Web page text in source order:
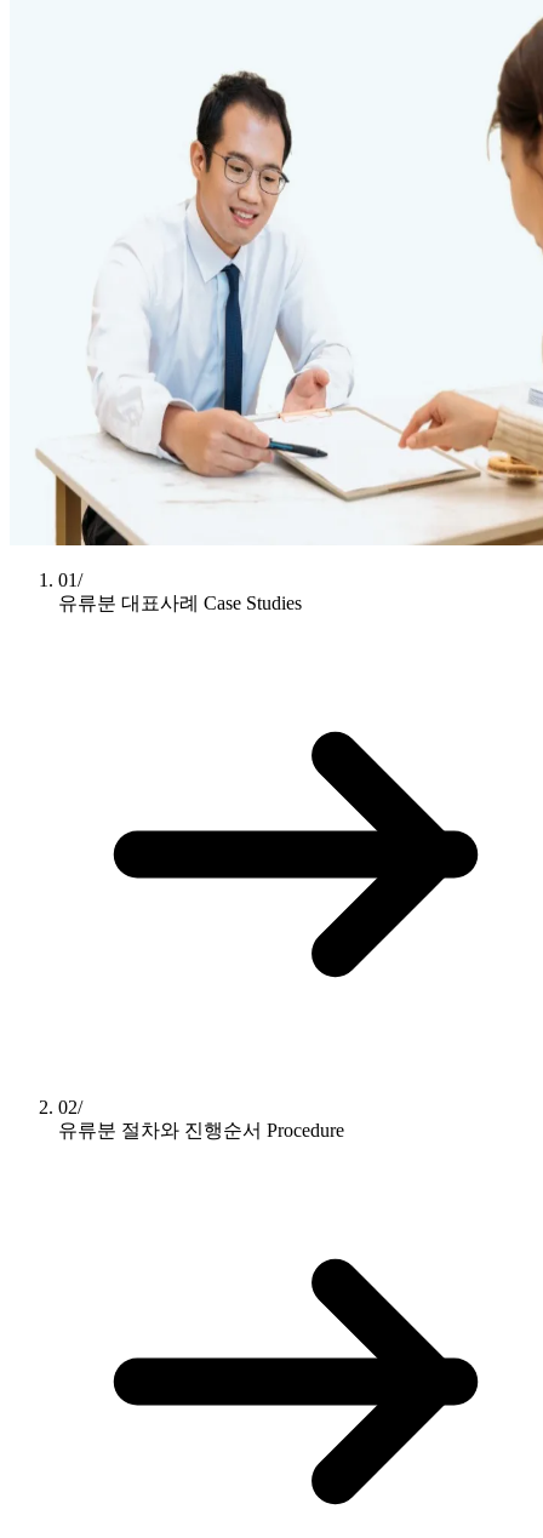
01/
유류분 대표사례 Case Studies
02/
유류분 절차와 진행순서 Procedure